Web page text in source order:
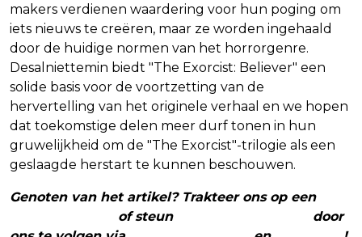
makers verdienen waardering voor hun poging om
iets nieuws te creëren, maar ze worden ingehaald
door de huidige normen van het horrorgenre.
Desalniettemin biedt "The Exorcist: Believer" een
solide basis voor de voortzetting van de
hervertelling van het originele verhaal en we hopen
dat toekomstige delen meer durf tonen in hun
gruwelijkheid om de "The Exorcist"-trilogie als een
geslaagde herstart te kunnen beschouwen.
Genoten van het artikel? Trakteer ons op een
of steun
door